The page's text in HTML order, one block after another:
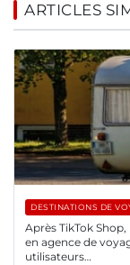
ARTICLES
DESTINATIONS DE
Après TikTok
en agence de
utilisateurs…